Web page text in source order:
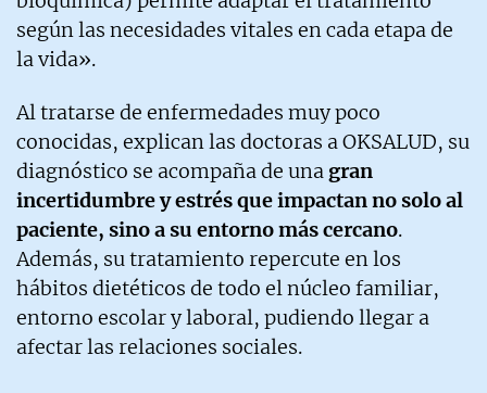
según las necesidades vitales en cada etapa de
la vida».
Al tratarse de enfermedades muy poco
conocidas, explican las doctoras a OKSALUD, su
diagnóstico se acompaña de una gran
incertidumbre y estrés que impactan no solo al
paciente, sino a su entorno más cercano.
Además, su tratamiento repercute en los
hábitos dietéticos de todo el núcleo familiar,
entorno escolar y laboral, pudiendo llegar a
afectar las relaciones sociales.